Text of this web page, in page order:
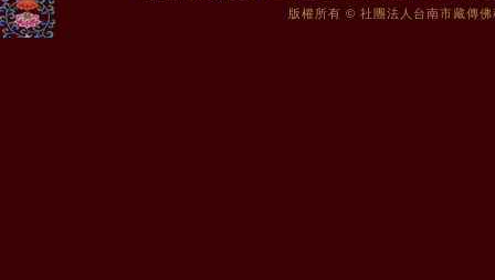
版權所有 © 社團法人台南市藏傳